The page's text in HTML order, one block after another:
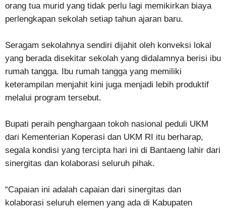
orang tua murid yang tidak perlu lagi memikirkan biaya
perlengkapan sekolah setiap tahun ajaran baru.
Seragam sekolahnya sendiri dijahit oleh konveksi lokal
yang berada disekitar sekolah yang didalamnya berisi ibu
rumah tangga. Ibu rumah tangga yang memiliki
keterampilan menjahit kini juga menjadi lebih produktif
melalui program tersebut.
Bupati peraih penghargaan tokoh nasional peduli UKM
dari Kementerian Koperasi dan UKM RI itu berharap,
segala kondisi yang tercipta hari ini di Bantaeng lahir dari
sinergitas dan kolaborasi seluruh pihak.
“Capaian ini adalah capaian dari sinergitas dan
kolaborasi seluruh elemen yang ada di Kabupaten